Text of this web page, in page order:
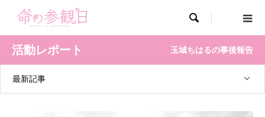

活動レポート 玉城ちはるの事後報告
最新記事